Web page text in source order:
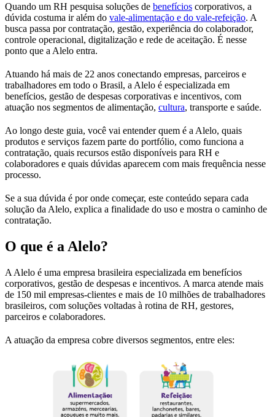
Quando um RH pesquisa soluções de benefícios corporativos, a
dúvida costuma ir além do vale-alimentação e do vale-refeição. A
busca passa por contratação, gestão, experiência do colaborador,
controle operacional, digitalização e rede de aceitação. É nesse
ponto que a Alelo entra.
Atuando há mais de 22 anos conectando empresas, parceiros e
trabalhadores em todo o Brasil, a Alelo é especializada em
benefícios, gestão de despesas corporativas e incentivos, com
atuação nos segmentos de alimentação, cultura, transporte e saúde.
Ao longo deste guia, você vai entender quem é a Alelo, quais
produtos e serviços fazem parte do portfólio, como funciona a
contratação, quais recursos estão disponíveis para RH e
colaboradores e quais dúvidas aparecem com mais frequência nesse
processo.
Se a sua dúvida é por onde começar, este conteúdo separa cada
solução da Alelo, explica a finalidade do uso e mostra o caminho de
contratação.
O que é a Alelo?
A Alelo é uma empresa brasileira especializada em benefícios
corporativos, gestão de despesas e incentivos. A marca atende mais
de 150 mil empresas-clientes e mais de 10 milhões de trabalhadores
brasileiros, com soluções voltadas à rotina de RH, gestores,
parceiros e colaboradores.
A atuação da empresa cobre diversos segmentos, entre eles: